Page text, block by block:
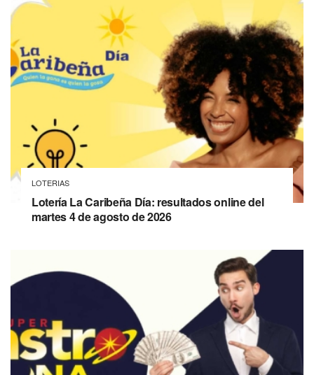
LOTERIAS
Lotería La Caribeña Día: resultados online del
martes 4 de agosto de 2026